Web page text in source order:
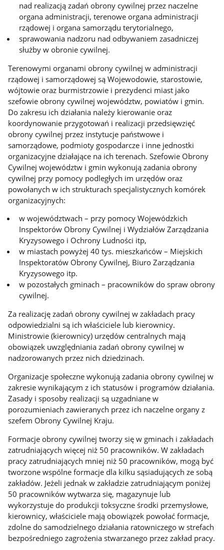
nad realizacją zadań obrony cywilnej przez naczelne
organa administracji, terenowe organa administracji
rządowej i organa samorządu terytorialnego,
sprawowania nadzoru nad odbywaniem zasadniczej
służby w obronie cywilnej.
Terenowymi organami obrony cywilnej w administracji
rządowej i samorządowej są Wojewodowie, starostowie,
wójtowie oraz burmistrzowie i prezydenci miast jako
szefowie obrony cywilnej województw, powiatów i gmin.
Do zakresu ich działania należy kierowanie oraz
koordynowanie przygotowań i realizacji przedsięwzięć
obrony cywilnej przez instytucje państwowe i
samorządowe, podmioty gospodarcze i inne jednostki
organizacyjne działające na ich terenach. Szefowie Obrony
Cywilnej województw i gmin wykonują zadania obrony
cywilnej przy pomocy podległych im urzędów oraz
powołanych w ich strukturach specjalistycznych komórek
organizacyjnych:
w województwach – przy pomocy Wojewódzkich
Inspektorów Obrony Cywilnej i Wydziałów Zarządzania
Kryzysowego i Ochrony Ludności itp,
w miastach powyżej 40 tys. mieszkańców – Miejskich
Inspektoratów Obrony Cywilnej, Biuro Zarządzania
Kryzysowego itp.
w pozostałych gminach – pracowników do spraw obrony
cywilnej.
Za realizację zadań obrony cywilnej w zakładach pracy
odpowiedzialni są ich właściciele lub kierownicy.
Ministrowie (kierownicy) urzędów centralnych mają
obowiązek uwzględniania zadań obrony cywilnej w
nadzorowanych przez nich dziedzinach.
Organizacje społeczne wykonują zadania obrony cywilnej w
zakresie wynikającym z ich statusów i programów działania.
Zasady i sposoby realizacji są uzgadniane w
porozumieniach zawieranych przez ich naczelne organy z
szefem Obrony Cywilnej Kraju.
Formacje obrony cywilnej tworzy się w gminach i zakładach
zatrudniających więcej niż 50 pracowników. W zakładach
pracy zatrudniających mniej niż 50 pracowników, mogą być
tworzone wspólne formacje dla kilku sąsiadujących ze sobą
zakładów. Jeżeli jednak w zakładzie zatrudniającym poniżej
50 pracowników wytwarza się, magazynuje lub
wykorzystuje do produkcji toksyczne środki przemysłowe,
kierownicy, właściciele mają obowiązek powołać formacje,
zdolne do samodzielnego działania ratowniczego w strefach
bezpośredniego zagrożenia stwarzanego przez zakład pracy.